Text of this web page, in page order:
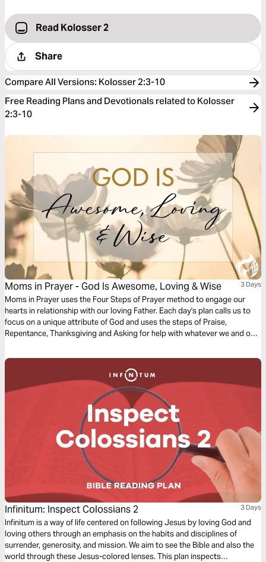
Read Kolosser 2
Share
Compare All Versions: Kolosser 2:3-10
Free Reading Plans and Devotionals related to Kolosser
2:3-10
Moms in Prayer - God Is Awesome, Loving & Wise 3 Days
Moms in Prayer uses the Four Steps of Prayer method to engage our
hearts in relationship with our loving Father. Each day's plan calls us to
focus on a unique attribute of God and uses the steps of Praise,
Repentance, Thanksgiving and Asking for help with whatever we and our
that give us a deeper understanding of God's attributes.
Infinitum: Inspect Colossians 2 3 Days
Infinitum is a way of life centered on following Jesus by loving God and
loving others through an emphasis on the habits and disciplines of
surrender, generosity, and mission. We aim to see the Bible and also the
world through these Jesus-colored lenses. This plan inspects